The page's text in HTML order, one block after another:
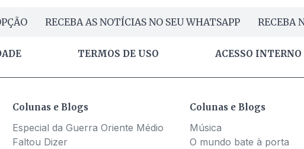
RECEBA AS NOTÍCIAS NO SEU WHATSAPP RECEBA
TERMOS DE USO ACESSO INTERNO
Colunas e Blogs
Especial da Guerra Oriente Médio
Faltou Dizer
Colunas e Blogs
Música
O mundo bate à porta